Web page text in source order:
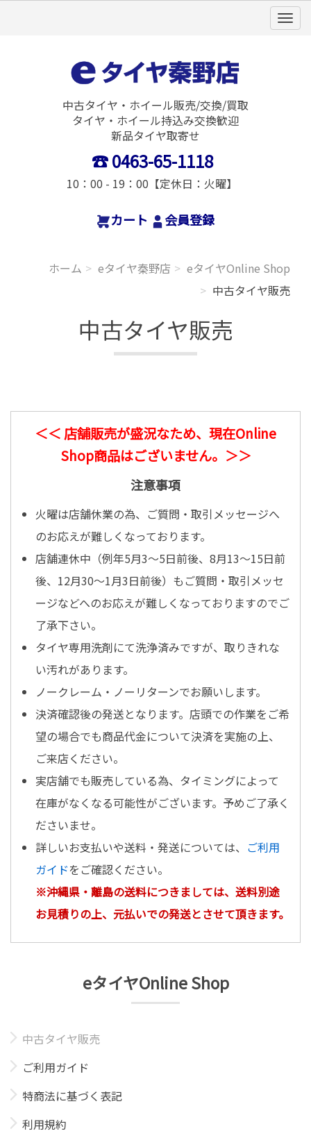
中古タイヤ・ホイール販売/交換/買取
タイヤ・ホイール持込み交換歓迎
新品タイヤ取寄せ
☎︎ 0463-65-1118
10：00 - 19：00【定休日： 火曜】
カート 会員登録
ホーム eタイヤ秦野店
eタイヤOnline Shop
中古タイヤ販売
中古タイヤ販売
＜＜ 店舗販売が盛況なため、現在Online
Shop商品はございません。＞＞
注意事項
火曜は店舗休業の為、ご質問・取引メッセージへ
のお応えが難しくなっております。
店舗連休中（例年5月3～5日前後、8月13～15日前
後、12月30～1月3日前後）もご質問・取引メッセ
ージなどへのお応えが難しくなっておりますのでご
了承下さい。
タイヤ専用洗剤にて洗浄済みですが、取りきれな
い汚れがあります。
ノークレーム・ノーリターンでお願いします。
決済確認後の発送となります。店頭での作業をご希
望の場合でも商品代金について決済を実施の上、
ご来店ください。
実店舗でも販売している為、タイミングによって
在庫がなくなる可能性がございます。予めご了承く
ださいませ。
詳しいお支払いや送料・発送については、 ご利用
ガイドをご確認ください。
※沖縄県・離島の送料につきましては、送料別途
お見積りの上、元払いでの発送とさせて頂きます。
eタイヤOnline Shop
中古タイヤ販売
ご利用ガイド
特商法に基づく表記
利用規約